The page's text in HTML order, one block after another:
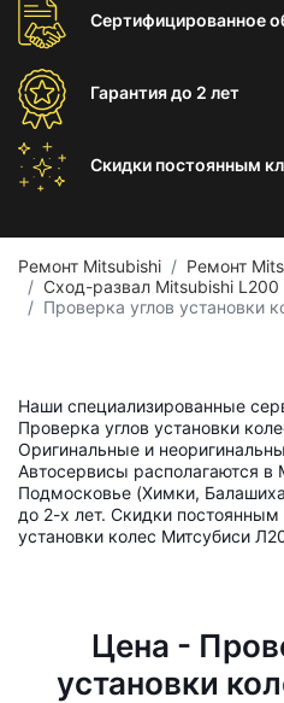
Сертифицированное
Гарантиядо 2 лет
Скидки постоянным
Ремонт Mitsubishi
Ремонт
Сход-развал Mitsubishi L200
Проверка углов установки
Наши специализированные
Проверка углов установки
Оригинальные и
Автосервисы располагаются
Подмосковье (Химки,
до 2-х лет. Скидки
установки колес Митсубиси
Цена -
установки